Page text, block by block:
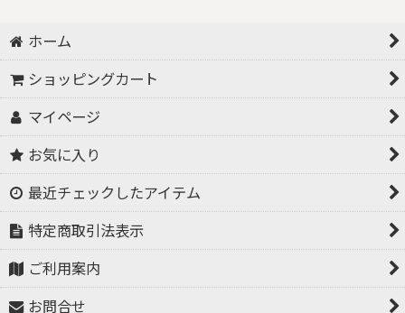
ホーム
ショッピングカート
マイページ
お気に入り
最近チェックしたアイテム
特定商取引法表示
ご利用案内
お問合せ